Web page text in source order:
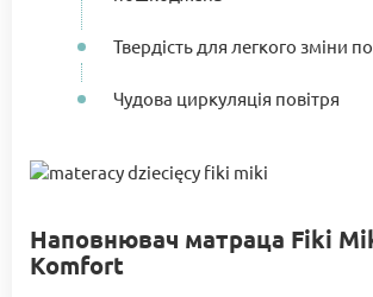
Твердість для легкого зміни
Чудова циркуляція повітря
Наповнювач матраца Fiki
Komfort